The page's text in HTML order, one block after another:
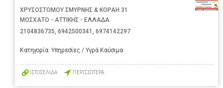
ΧΡΥΣΟΣΤΟΜΟΥ ΣΜΥΡΝΗΣ & ΚΟΡΑΗ 31
ΜΟΣΧΑΤΟ - ΑΤΤΙΚΗΣ - ΕΛΛΑΔΑ
2104836735 6942500341 6974142297
Κατηγορία: Υπηρεσίες / Υγρά Καύσιμα
ΙΣΤΟΣΕΛΙΔΑ ΠΕΡΙΣΣΟΤΕΡΑ